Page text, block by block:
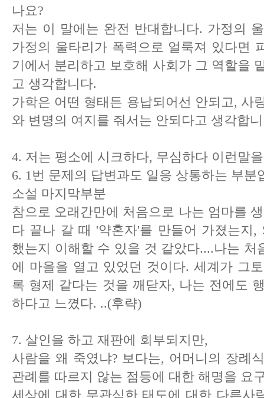
나요?
저는 이 말에는 완전 반대합니다. 가정의
가정의 울타리가 폭력으로 얼룩져 있다면
기에서 분리하고 보호해 사회가 그 역할을
고 생각합니다.
가학은 어떤 형태든 용납되어선 안되고, 사
와 변명의 여지를 줘서는 안되다고 생각합
4. 저는 평소에 시크하다, 무심하다 이런말
6. 1번 문제의 답변과도 일응 상통하는 부분
소설 마지막부분
참으로 오래간만에 처음으로 나는 엄마를
다 끝나 갈 때 '약혼자'를 만들어 가졌는지
했는지 이해할 수 있을 것 같았다....나는 처
에 마을을 열고 있었던 것이다. 세계가 그
록 형제 같다는 것을 깨닫자, 나는 전에도
하다고 느꼈다. ..(후략)
7. 살인을 하고 재판에 회부되지만,
사람을 왜 죽였냐? 보다는, 어머니의 장례
관례를 따르지 않는 점등에 대한 해명을 요
세상에 대한 무관심한 태도에 대한 다른사